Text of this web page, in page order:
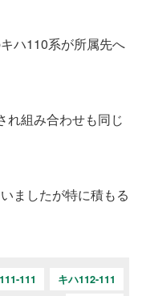
ハ110系が所属先へ
れ組み合わせも同じ
ましたが特に積もる
111
キハ112-111